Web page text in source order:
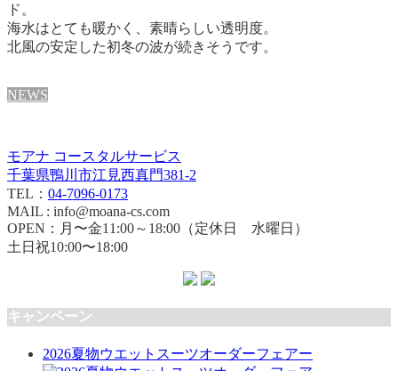
ド。
海水はとても暖かく、素晴らしい透明度。
北風の安定した初冬の波が続きそうです。
NEWS
モアナ コースタルサービス
千葉県鴨川市江見西真門381-2
TEL： 04-7096-0173
MAIL : info@moana-cs.com
OPEN：月〜金11:00～18:00（定休日 水曜日）
土日祝10:00〜18:00
キャンペーン
2026夏物ウエットスーツオーダーフェアー